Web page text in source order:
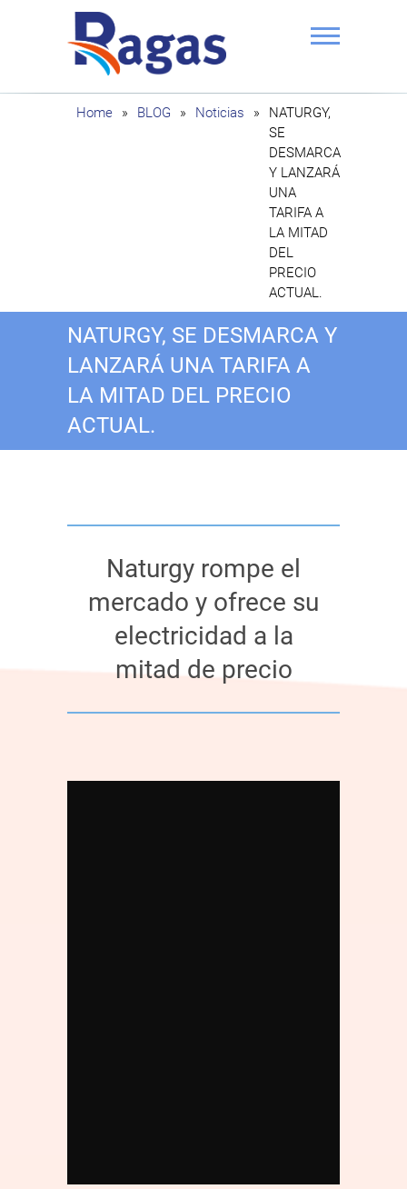
Ragas
Home » BLOG » Noticias »
NATURGY,
SE
DESMARCA
Y LANZARÁ
UNA
TARIFA A
LA MITAD
DEL
PRECIO
ACTUAL.
NATURGY, SE DESMARCA Y
LANZARÁ UNA TARIFA A
LA MITAD DEL PRECIO
ACTUAL.
Naturgy rompe el
mercado y ofrece su
electricidad a la
mitad de precio